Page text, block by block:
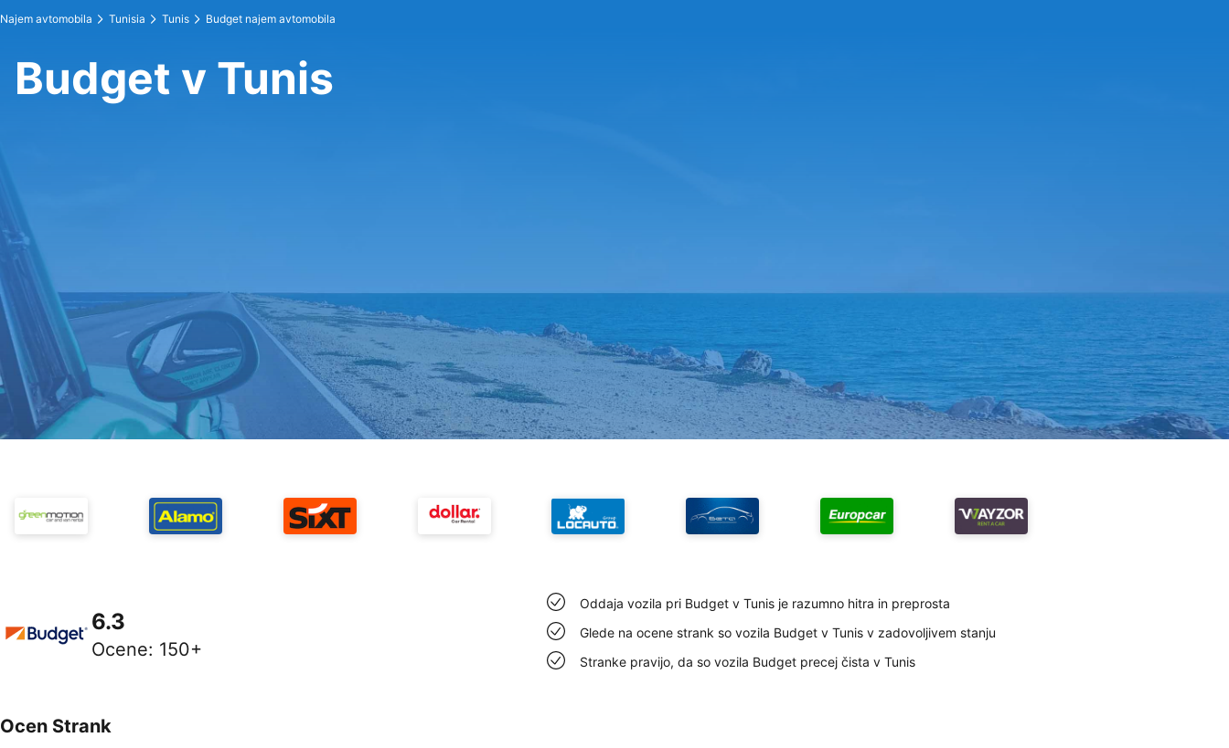
Najem avtomobila Tunisia Tunis Budget najem avtomobila
Budget v Tunis
6.3
Ocene: 150+
Oddaja vozila pri Budget v Tunis je razumno hitra in preprosta
Glede na ocene strank so vozila Budget v Tunis v zadovoljivem stanju
Stranke pravijo, da so vozila Budget precej čista v Tunis
Ocen Strank